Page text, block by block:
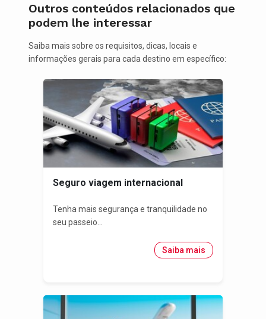
Outros conteúdos relacionados que
podem lhe interessar
Saiba mais sobre os requisitos, dicas, locais e
informações gerais para cada destino em específico:
Seguro viagem internacional
Tenha mais segurança e tranquilidade no
seu passeio...
Saiba mais